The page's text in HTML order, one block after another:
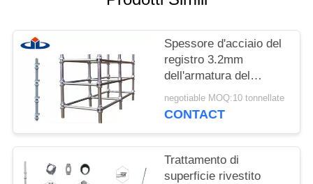
POLICY
Spessore d'acciaio del
registro 3.2mm
dell'armatura del
sistema Ringlock
dell'armatura di Q345
negotiable MOQ:10 tonnellate
CONTACT
Trattamento di
superficie rivestito